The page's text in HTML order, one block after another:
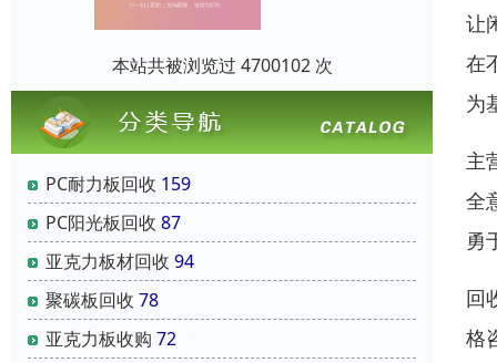
本站共被浏览过 4700102 次
PC耐力板回收 159
PC阳光板回收 87
亚克力板材回收 94
聚碳板回收 78
亚克力板收购 72
让
在
为
主
全
勇
回
格